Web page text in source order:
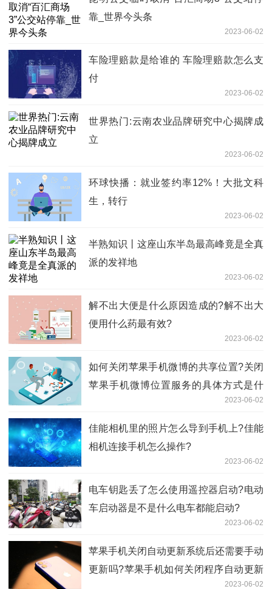
靠_世界今头条
2023-06-02
车险理赔款是给谁的 车险理赔款怎么支
付
2023-06-02
世界热门:云南农业品牌研究中心揭牌成
立
2023-06-02
环球快播：就业签约率12%！大批文科
生，转行
2023-06-02
半熟知识丨这座山东半岛最高峰竟是全真
派的发祥地
2023-06-02
​解不出大便是什么原因造成的?解不出大
便用什么药最有效?
2023-06-02
如何关闭苹果手机微博的共享位置?关闭
苹果手机微博位置服务的具体方式是什
2023-06-02
佳能相机里的照片怎么导到手机上?佳能
相机连接手机怎么操作?
2023-06-02
电车钥匙丢了怎么使用遥控器启动?电动
车启动器是不是什么电车都能启动?
2023-06-02
苹果手机关闭自动更新系统后还需要手动
更新吗?苹果手机如何关闭程序自动更新
2023-06-02